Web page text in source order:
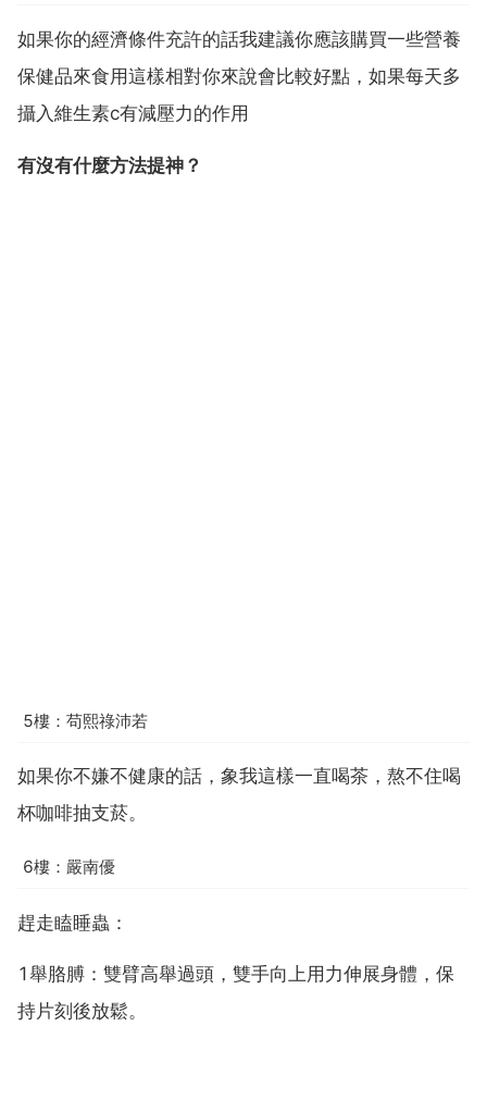
如果你的經濟條件充許的話我建議你應該購買一些營養
保健品來食用這樣相對你來說會比較好點，如果每天多
攝入維生素c有減壓力的作用
有沒有什麼方法提神？
5樓：苟熙祿沛若
如果你不嫌不健康的話，象我這樣一直喝茶，熬不住喝
杯咖啡抽支菸。
6樓：嚴南優
趕走瞌睡蟲：
1舉胳膊：雙臂高舉過頭，雙手向上用力伸展身體，保
持片刻後放鬆。